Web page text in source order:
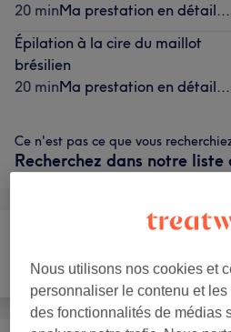
20 minMa prestation en détail...
Épilation à la cire du maillot
brésilien
20 minMa prestation en détail...
Ce n'est pas ce que vous
Recherchez dans notre
Beauté des pieds
Nous utilisons nos cookies et
personnaliser le contenu et
des fonctionnalités de médias